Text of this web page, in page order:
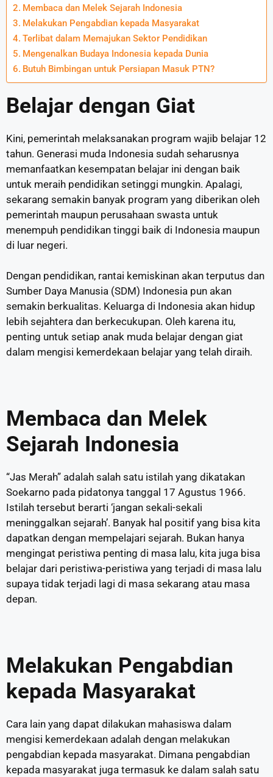
Membaca dan Melek Sejarah Indonesia
Melakukan Pengabdian kepada Masyarakat
Terlibat dalam Memajukan Sektor Pendidikan
Mengenalkan Budaya Indonesia kepada Dunia
Butuh Bimbingan untuk Persiapan Masuk PTN?
Belajar dengan Giat
Kini, pemerintah melaksanakan program wajib belajar 12
tahun. Generasi muda Indonesia sudah seharusnya
memanfaatkan kesempatan belajar ini dengan baik
untuk meraih pendidikan setinggi mungkin. Apalagi,
sekarang semakin banyak program yang diberikan oleh
pemerintah maupun perusahaan swasta untuk
menempuh pendidikan tinggi baik di Indonesia maupun
di luar negeri.
Dengan pendidikan, rantai kemiskinan akan terputus dan
Sumber Daya Manusia (SDM) Indonesia pun akan
semakin berkualitas. Keluarga di Indonesia akan hidup
lebih sejahtera dan berkecukupan. Oleh karena itu,
penting untuk setiap anak muda belajar dengan giat
dalam mengisi kemerdekaan belajar yang telah diraih.
Membaca dan Melek
Sejarah Indonesia
“Jas Merah” adalah salah satu istilah yang dikatakan
Soekarno pada pidatonya tanggal 17 Agustus 1966.
Istilah tersebut berarti ‘jangan sekali-sekali
meninggalkan sejarah’. Banyak hal positif yang bisa kita
dapatkan dengan mempelajari sejarah. Bukan hanya
mengingat peristiwa penting di masa lalu, kita juga bisa
belajar dari peristiwa-peristiwa yang terjadi di masa lalu
supaya tidak terjadi lagi di masa sekarang atau masa
depan.
Melakukan Pengabdian
kepada Masyarakat
Cara lain yang dapat dilakukan mahasiswa dalam
mengisi kemerdekaan adalah dengan melakukan
pengabdian kepada masyarakat. Dimana pengabdian
kepada masyarakat juga termasuk ke dalam salah satu